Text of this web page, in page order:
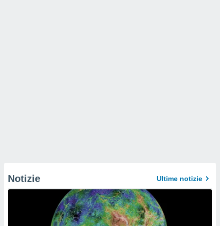
Notizie Ultime notizie